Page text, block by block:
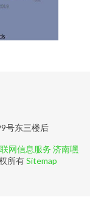
号东三楼后
网信息服务 济南嘿
所有Sitemap